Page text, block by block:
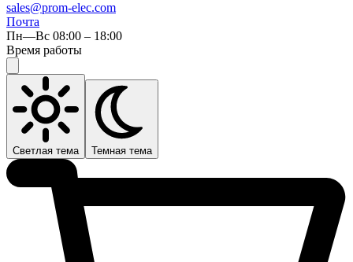
sales@prom-elec.com
Почта
Пн—Вс 08:00 – 18:00
Время работы
Светлая тема Темная тема